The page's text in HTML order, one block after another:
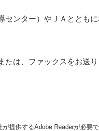
センター）やＪＡととも
たは、ファックスをお送り
提供するAdobe Readerが必要で